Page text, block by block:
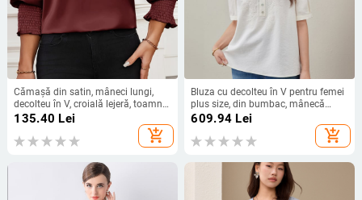
Cămașă din satin, mâneci lungi,
decolteu în V, croială lejeră, toamnă
2024
135.40 Lei
add_shopping_cart
Bluza cu decolteu în V pentru femei
plus size, din bumbac, mânecă
scurtă, pulover, lungime obișnuită,
609.94 Lei
add_shopping_cart